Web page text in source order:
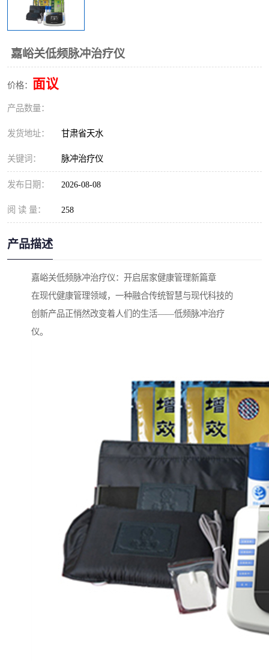
嘉峪关低频脉冲治疗仪
价格： 面议
产品数量：
发货地址： 甘肃省天水
关键词： 脉冲治疗仪
发布日期： 2026-08-08
阅 读 量： 258
产品描述
嘉峪关低频脉冲治疗仪：开启居家健康管理新篇章
在现代健康管理领域，一种融合传统智慧与现代科技的
创新产品正悄然改变着人们的生活——低频脉冲治疗
仪。